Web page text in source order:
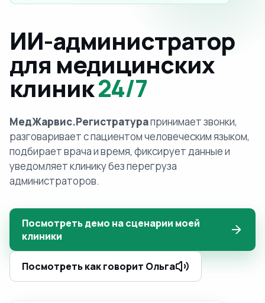
ИИ-администратор
для медицинских
клиник24/7
МедЖарвис.Регистратурапринимает звонки,
разговаривает с пациентом человеческим языком,
подбирает врача и время, фиксирует данные и
уведомляет клинику без перегруза
администраторов.
Посмотреть демо на сценарии моей
клиники
Посмотреть как говорит Ольга